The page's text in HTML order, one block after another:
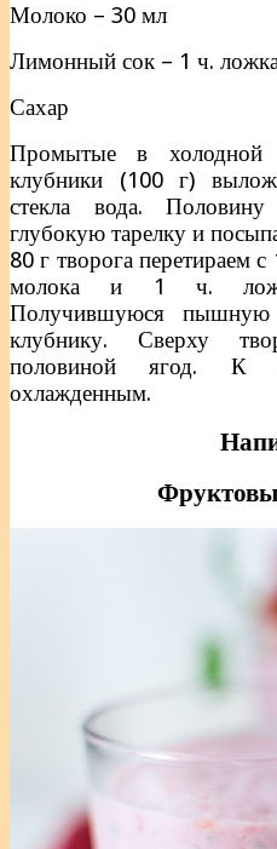
Молоко – 30 мл
Лимонный сок – 1 ч.
Сахар
Промытые в холодной
клубники (100 г)
стекла вода.
глубокую тарелку и
80 г творога перетираем
молока и 1 ч.
Получившуюся пышную
клубнику. Сверху
половиной ягод. К
охлажденным.